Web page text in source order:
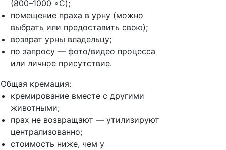
(800–1000 ∘C);
помещение праха в урну (можно
выбрать или предоставить свою);
возврат урны владельцу;
по запросу — фото/видео процесса
или личное присутствие.
кремация:
кремирование вместе с другими
животными;
прах не возвращают — утилизируют
централизованно;
стоимость ниже, чем у